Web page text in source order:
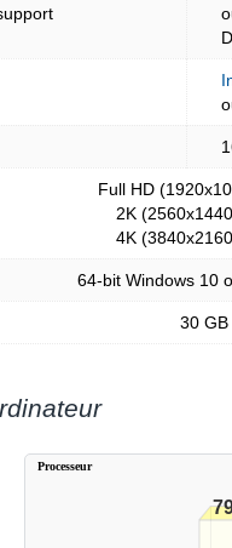
Full HD
2K
4K
64-bit Windows 10
30 GB
Processeur